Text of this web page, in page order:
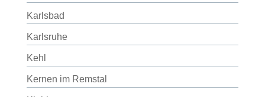
Karlsbad
Karlsruhe
Kehl
Kernen im Remstal